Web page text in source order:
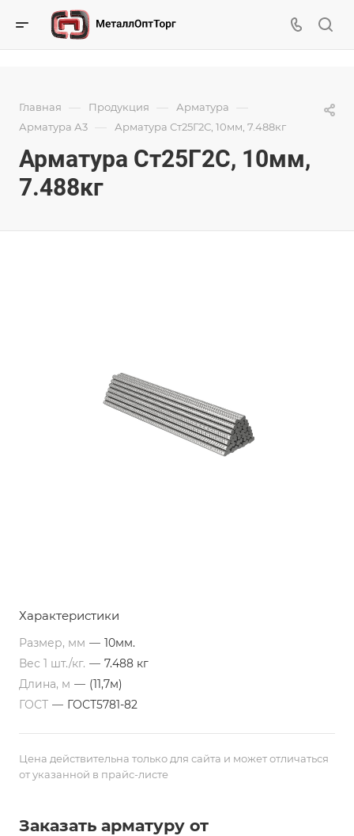
Главная — Продукция — Арматура —
Арматура А3 — Арматура Ст25Г2С, 10мм, 7.488кг
Арматура Ст25Г2С, 10мм,
7.488кг
Характеристики
Размер, мм — 10мм.
Вес 1 шт./кг. — 7.488 кг
Длина, м — (11,7м)
ГОСТ — ГОСТ5781-82
Цена действительна только для сайта и может отличаться
от указанной в прайс-листе
Заказать арматуру от